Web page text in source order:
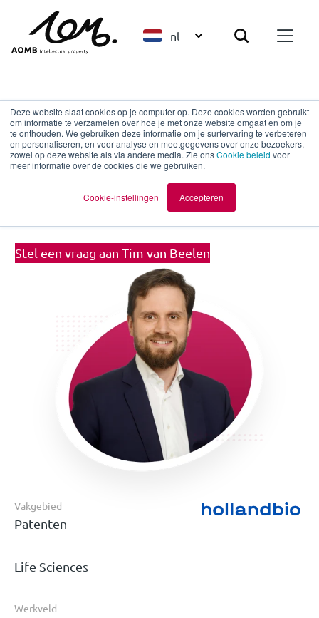
Deze website slaat cookies op je computer op. Deze cookies worden gebruikt
om informatie te verzamelen over hoe je met onze website omgaat en om je
te onthouden. We gebruiken deze informatie om je surfervaring te verbeteren
en personaliseren, en voor analyse en meetgegevens over onze bezoekers,
zowel op deze website als via andere media. Zie onsCookie beleid voor
meer informatie over de cookies die we gebruiken.
Cookie-instellingen Accepteren
nl
Terug naar overzicht
Tim van Beelen
European Patent Attorney | UPC
Stel een vraag aan Tim van Beelen
Vakgebied
Patenten
Life Sciences
Werkveld